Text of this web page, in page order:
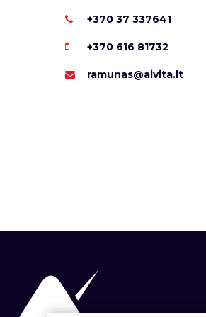
+370 37 337641
+370 616 81732
ramunas@aivita.lt